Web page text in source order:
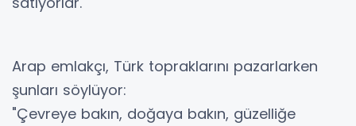
Arap emlakçı, Türk topraklarını pazarlarken
şunları söylüyor:
"Çevreye bakın, doğaya bakın, güzelliğe